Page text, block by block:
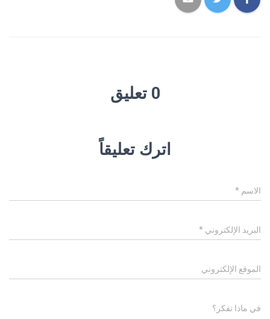
0 تعليق
اترك تعليقاً
الاسم *
البريد الإلكتروني *
الموقع الإلكتروني
في ماذا تفكر؟